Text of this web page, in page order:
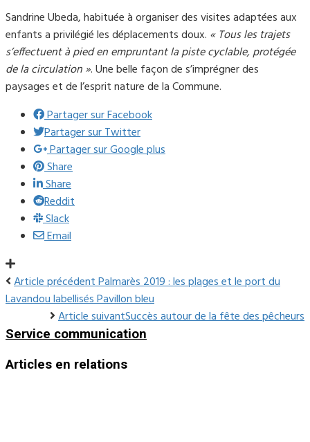
Sandrine Ubeda, habituée à organiser des visites adaptées aux
enfants a privilégié les déplacements doux. « Tous les trajets
s’effectuent à pied en empruntant la piste cyclable, protégée
de la circulation ». Une belle façon de s’imprégner des
paysages et de l’esprit nature de la Commune.
Partager sur Facebook
Partager sur Twitter
Partager sur Google plus
Share
Share
Reddit
Slack
Email
Article précédentPalmarès 2019 : les plages et le port du
Lavandou labellisés Pavillon bleu
Article suivantSuccès autour de la fête des pêcheurs
Service communication
Articles en relations